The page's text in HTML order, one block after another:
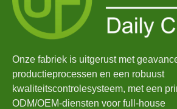
Onze fabriek is uitgerust met
productieprocessen en een robuust
kwaliteitscontrolesysteem, met een
ODM/OEM-diensten voor full-house